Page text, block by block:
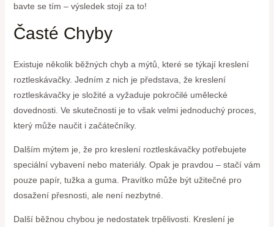
bavte se tím – výsledek stojí za to!
Časté Chyby
Existuje několik běžných chyb a mýtů, které se týkají kreslení
roztleskávačky. Jedním z nich je představa, že kreslení
roztleskávačky je složité a vyžaduje pokročilé umělecké
dovednosti. Ve skutečnosti je to však velmi jednoduchý proces,
který může naučit i začátečníky.
Dalším mýtem je, že pro kreslení roztleskávačky potřebujete
speciální vybavení nebo materiály. Opak je pravdou – stačí vám
pouze papír, tužka a guma. Pravítko může být užitečné pro
dosažení přesnosti, ale není nezbytné.
Další běžnou chybou je nedostatek trpělivosti. Kreslení je